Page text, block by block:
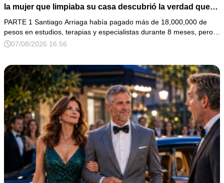
la mujer que limpiaba su casa descubrió la verdad que
nadie quiso escuchar.
PARTE 1 Santiago Arriaga había pagado más de 18,000,000 de
pesos en estudios, terapias y especialistas durante 8 meses, pero…
07/08/2026 16:56